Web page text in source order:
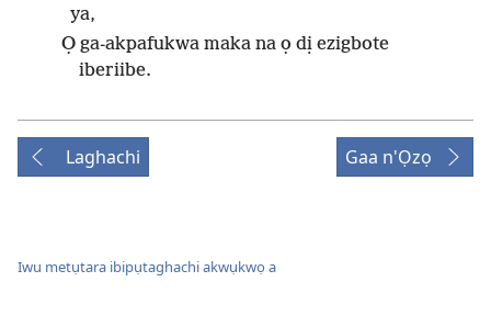
ya,
Ọ ga-akpafukwa maka na ọ dị ezigbote
iberiibe.
Laghachi Gaa n'Ọzọ
Iwu metụtara ibipụtaghachi akwụkwọ a